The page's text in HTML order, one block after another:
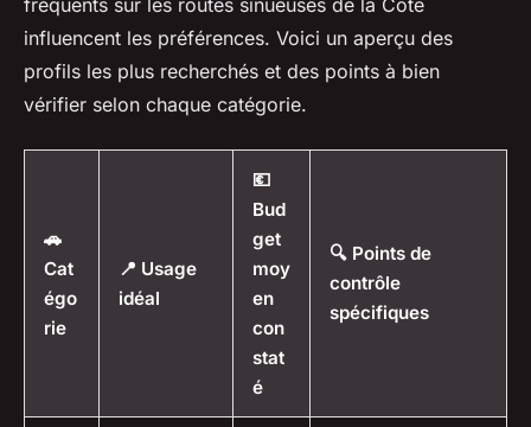
fréquents sur les routes sinueuses de la Côte
influencent les préférences. Voici un aperçu des
profils les plus recherchés et des points à bien
vérifier selon chaque catégorie.
🚗
Cat
égo
rie
📍 Usage
idéal
💶
Bud
get
moy
en
con
stat
é
🔍 Points de
contrôle
spécifiques